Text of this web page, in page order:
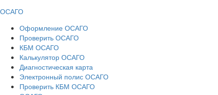
ОСАГО
Оформление ОСАГО
Проверить ОСАГО
КБМ ОСАГО
Калькулятор ОСАГО
Диагностическая карта
Электронный полис ОСАГО
Проверить КБМ ОСАГО